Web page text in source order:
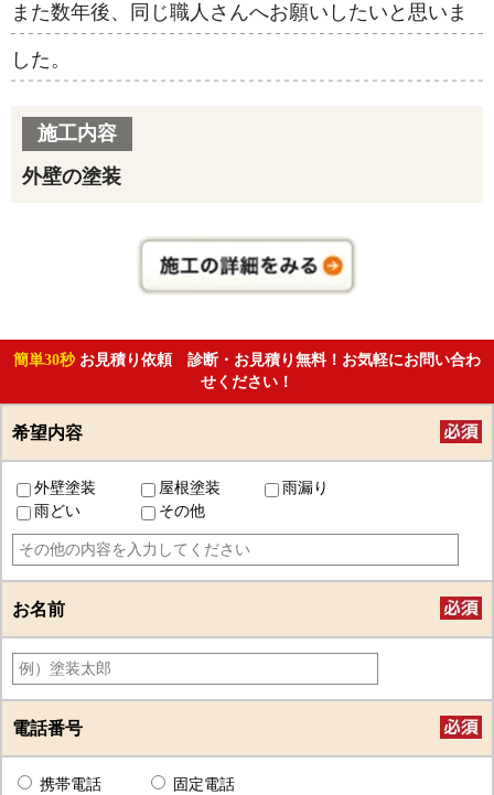
また数年後、同じ職人さんへお願いしたいと思いま
した。
施工内容
外壁の塗装
簡単30秒 お見積り依頼 診断・お見積り無料！お気軽にお問い合わ
せください！
希望内容
外壁塗装 屋根塗装
雨漏り
雨どい
その他
お名前
電話番号
携帯電話 固定電話